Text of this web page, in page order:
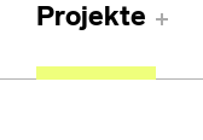
Projekte